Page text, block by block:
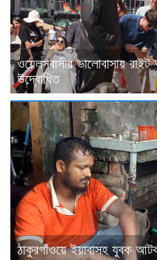
ওয়েলসবাসীর ভালোবাসায় রাইট
উদ্বোধিত
ঠাকুরগাঁওয়ে ইয়াবাসহ যুবক